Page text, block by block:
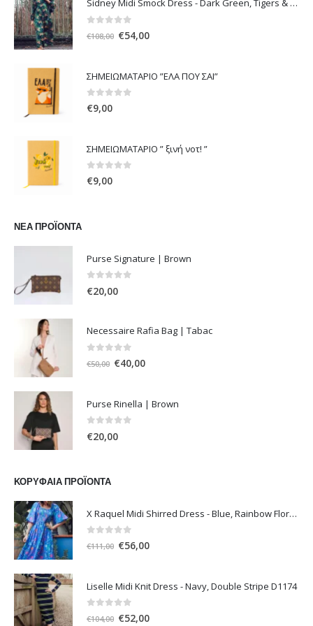
Sidney Midi Smock Dress - Dark Green, Tigers & Palms D1169
out of 5
€108,00 Original
€108,00.
€54,00Η
είναι:
ΣΗΜΕΙΩΜΑΤΑΡΙΟ ”ΕΛΑ ΠΟΥ ΣΑΙ”
0 out of 5
€9,00
ΣΗΜΕΙΩΜΑΤΑΡΙΟ ” ξινή νοτ! ”
0 out of 5
€9,00
ΝΈΑ ΠΡΟΪΌΝΤΑ
Purse Signature | Brown
€20,00
Necessaire Rafia Bag | Tabac
out of 5
€50,00 Original
€50,00.
€40,00Η
είναι:
Purse Rinella | Brown
€20,00
ΚΟΡΥΦΑΊΑ ΠΡΟΪΌΝΤΑ
X Raquel Midi Shirred Dress - Blue, Rainbow Floral Vine
out of 5
€111,00 Original
€111,00.
€56,00Η
είναι:
Liselle Midi Knit Dress - Navy, Double Stripe D1174
out of 5
€104,00 Original
€52,00Η